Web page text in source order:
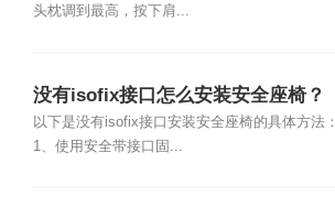
头枕调到最高，按下肩...
没有isofix接口怎么安装安全座椅？
以下是没有isofix接口安装安全座椅的具体方法：
1、使用安全带接口固...